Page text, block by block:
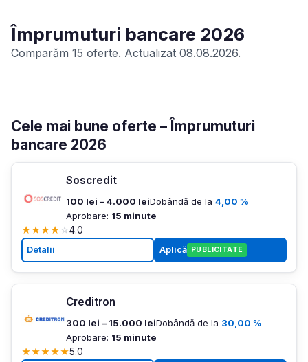
Împrumuturi bancare 2026
Comparăm 15 oferte. Actualizat 08.08.2026.
Cele mai bune oferte – Împrumuturi
bancare 2026
Soscredit
100 lei – 4.000 leiDobândă de la 4,00 %
Aprobare: 15 minute
★★★★☆4.0
Detalii Aplică PUBLICITATE
Creditron
300 lei – 15.000 leiDobândă de la 30,00 %
Aprobare: 15 minute
★★★★★5.0